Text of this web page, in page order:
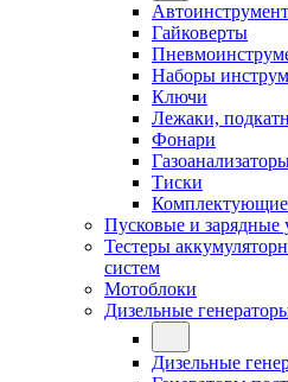
Гайковерты
Наборы
Ключи
Лежаки,
Фонари
Тиски
Комплектующие
Пусковые и зарядные
Тестеры
систем
Мотоблоки
Дизельные
Дизельные